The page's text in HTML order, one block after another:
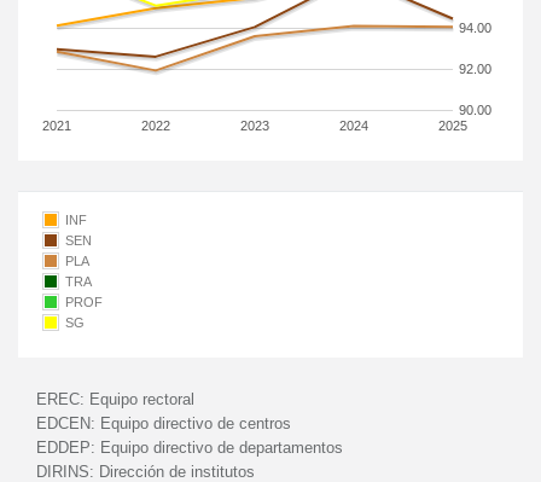
2021 2022 2023 2024 2025
90.00
92.00
94.00
INF
SEN
PLA
TRA
PROF
SG
EREC: Equipo rectoral
EDCEN: Equipo directivo de centros
EDDEP: Equipo directivo de departamentos
DIRINS: Dirección de institutos